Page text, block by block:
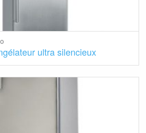
ultra silencieux